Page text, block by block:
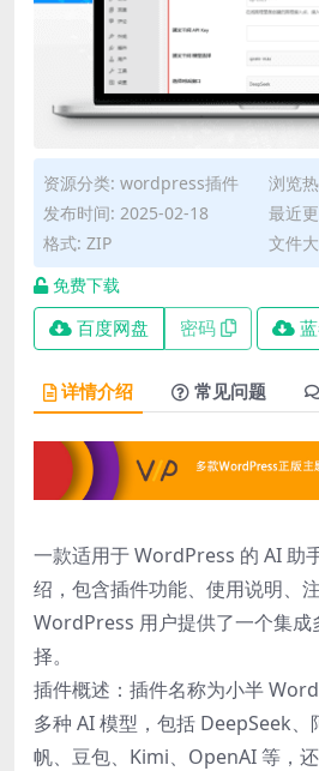
资源分类: wordpress插件
浏览
发布时间: 2025-02-18
最近
格式: ZIP
文件
免费下载
百度网盘 密码
详情介绍 常见问题
一款适用于 WordPress 的 AI 助
绍，包含插件功能、使用说明、
WordPress 用户提供了一个集成
择。
插件概述：插件名称为小半
多种 AI 模型，包括 DeepSeek
帆、豆包、Kimi、OpenAI 等，